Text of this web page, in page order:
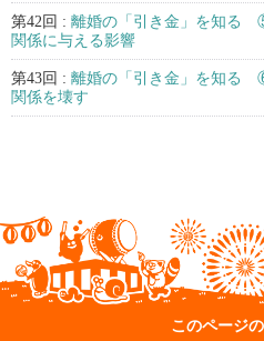
第42回 : 離婚の「引き金」を知る
関係に与える影響
第43回 : 離婚の「引き金」を知る
関係を壊す
このページ